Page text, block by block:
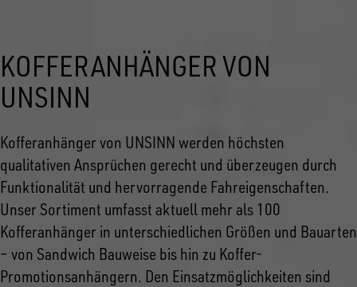
KOFFERANHÄNGER VON
UNSINN
Kofferanhänger von UNSINN werden höchsten
qualitativen Ansprüchen gerecht und überzeugen durch
Funktionalität und hervorragende Fahreigenschaften.
Unser Sortiment umfasst aktuell mehr als 100
Kofferanhänger in unterschiedlichen Größen und Bauarten
– von Sandwich Bauweise bis hin zu Koffer-
Promotionsanhängern. Den Einsatzmöglichkeiten sind